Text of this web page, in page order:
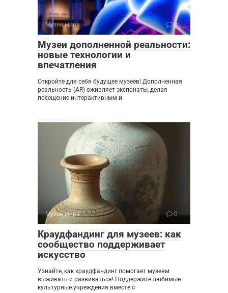
Музеи мира 0
Музеи дополненной реальности:
новые технологии и
впечатления
Откройте для себя будущее музеев! Дополненная
реальность (AR) оживляет экспонаты, делая
посещение интерактивным и
Музеи мира 0
Краудфандинг для музеев: как
сообщество поддерживает
искусство
Узнайте, как краудфандинг помогает музеям
выживать и развиваться! Поддержите любимые
культурные учреждения вместе с